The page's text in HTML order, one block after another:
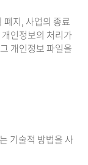
폐지, 사업의 종료
인정보의 처리가
개인정보 파일을
기술적 방법을 사